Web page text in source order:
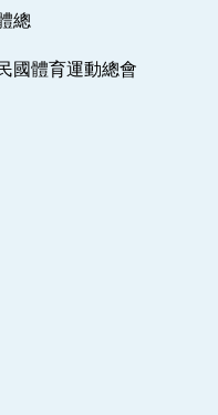
總
國體育運動總會